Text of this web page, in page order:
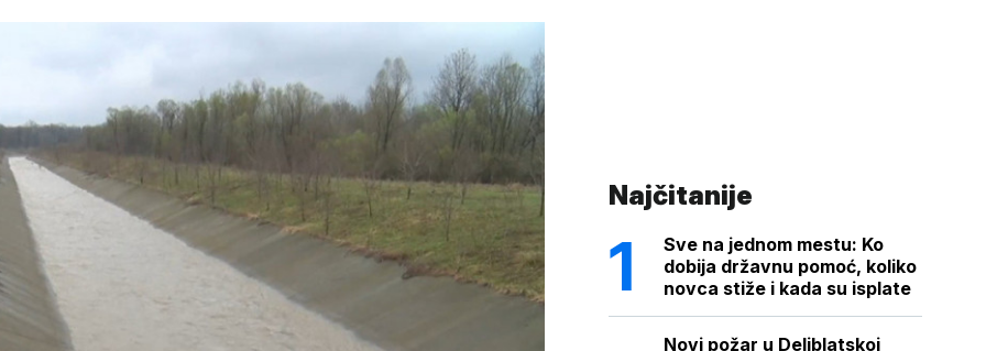
Najčitanije
Sve na jednom mestu: Ko
dobija državnu pomoć, koliko
novca stiže i kada su isplate
Novi požar u Deliblatskoj